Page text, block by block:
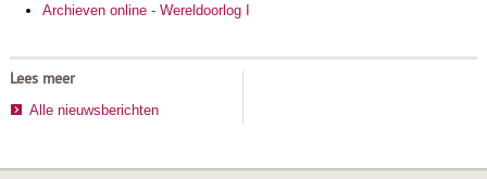
Archieven online - Wereldoorlog I
Lees meer
Alle nieuwsberichten